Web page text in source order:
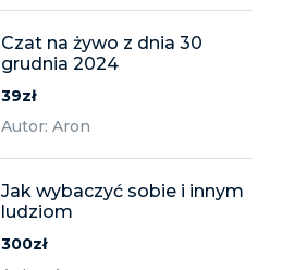
Czat na żywo z dnia 30
grudnia 2024
39zł
Autor: Aron
Jak wybaczyć sobie i innym
ludziom
300zł